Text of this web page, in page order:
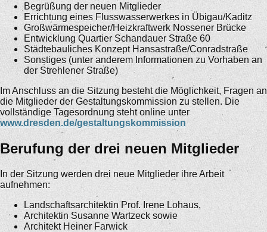
Begrüßung der neuen Mitglieder
Errichtung eines Flusswasserwerkes in Übigau/Kaditz
Großwärmespeicher/Heizkraftwerk Nossener Brücke
Entwicklung Quartier Schandauer Straße 60
Städtebauliches Konzept Hansastraße/Conradstraße
Sonstiges (unter anderem Informationen zu Vorhaben an
der Strehlener Straße)
Im Anschluss an die Sitzung besteht die Möglichkeit, Fragen an
die Mitglieder der Gestaltungskommission zu stellen. Die
vollständige Tagesordnung steht online unter
www.dresden.de/gestaltungskommission
Berufung der drei neuen Mitglieder
In der Sitzung werden drei neue Mitglieder ihre Arbeit
aufnehmen:
Landschaftsarchitektin Prof. Irene Lohaus,
Architektin Susanne Wartzeck sowie
Architekt Heiner Farwick